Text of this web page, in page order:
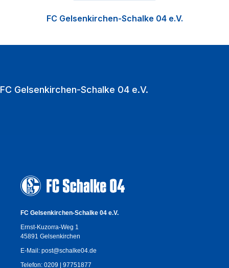
FC Gelsenkirchen-Schalke 04 e.V.
FC Gelsenkirchen-Schalke 04 e.V.